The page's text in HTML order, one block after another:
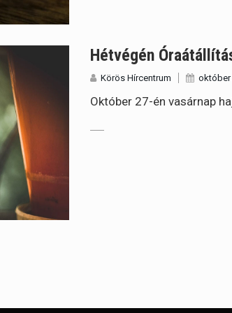
Hétvégén
Körös Hírcentrum október
Október 27-én vasárnap